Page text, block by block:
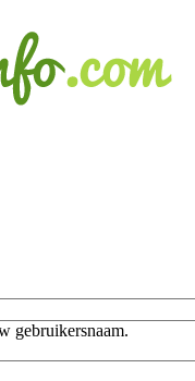
gebruikersnaam.